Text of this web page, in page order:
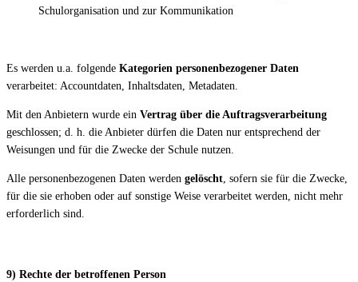
Schulorganisation und zur Kommunikation
Es werden u.a. folgende Kategorien personenbezogener Daten
verarbeitet: Accountdaten, Inhaltsdaten, Metadaten.
Mit den Anbietern wurde ein Vertrag über die Auftragsverarbeitung
geschlossen; d. h. die Anbieter dürfen die Daten nur entsprechend der
Weisungen und für die Zwecke der Schule nutzen.
Alle personenbezogenen Daten werden gelöscht , sofern sie für die Zwecke,
für die sie erhoben oder auf sonstige Weise verarbeitet werden, nicht mehr
erforderlich sind.
9) Rechte der betroffenen Person